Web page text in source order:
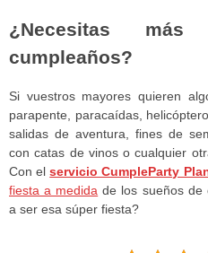
¿Necesitas
cumpleaños?
Si vuestros mayores quieren
parapente, paracaídas,
salidas de aventura, fines de
con catas de vinos o cualquier
Con elservicio CumpleParty
fiesta a medida de los sueños de
a ser esa súper fiesta?